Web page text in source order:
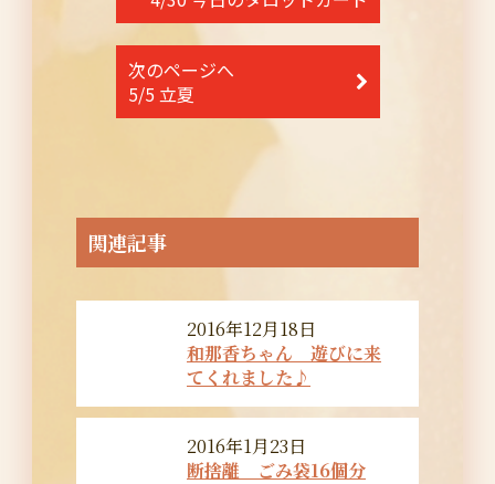
ナ
ゲ
ー
シ
ョ
ン
次のページへ
5/5 立夏
関連記事
2016年12月18日
和那香ちゃん 遊びに来
てくれました♪
2016年1月23日
断捨離 ごみ袋16個分